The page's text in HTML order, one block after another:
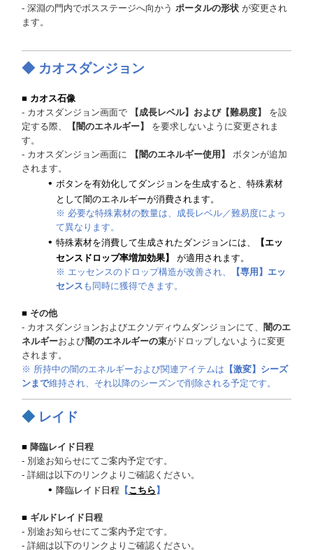
- 深淵の門内でボスステージへ向かう ポータルの形状 が変更され
ます。
◆ カオスダンジョン
■ カオス石像
- カオスダンジョン画面で
【成長レベル】および【難易度】
を設
定する際、
【闇のエネルギー】
を要求しないように変更されま
す。
- カオスダンジョン画面に
【闇のエネルギー使用】
ボタンが追加
されます。
ボタンを有効化してダンジョンを生成すると、特殊素材
として闇のエネルギーが消費されます。
※ 必要な特殊素材の数量は、成長レベル／難易度によっ
て異なります。
特殊素材を消費して生成されたダンジョンには、
【エッ
センスドロップ率増加効果】
が適用されます。
※ エッセンスのドロップ構造が改善され、
【専用】エッ
センス も同時に獲得できます。
■ その他
- カオスダンジョンおよびエクソディウムダンジョンにて、
闇のエ
ネルギーおよび闇のエネルギーの束がドロップしないように変更
されます。
※ 所持中の闇のエネルギーおよび関連アイテムは 【激変】シーズ
ンまで維持され、それ以降のシーズンで削除される予定です。
◆ レイド
■ 降臨レイド日程
- 別途お知らせにてご案内予定です。
-詳細は以下のリンクよりご確認ください。
降臨レイド日程 【 こちら 】
■ ギルドレイド日程
- 別途お知らせにてご案内予定です。
-詳細は以下のリンクよりご確認ください。